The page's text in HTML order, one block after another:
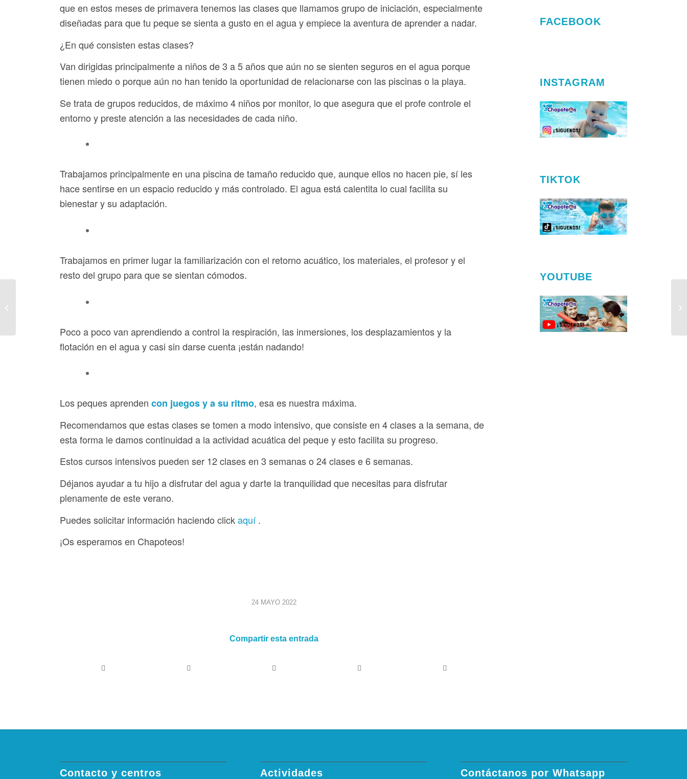
que en estos meses de primavera tenemos las clases que llamamos grupo de iniciación, especialmente
diseñadas para que tu peque se sienta a gusto en el agua y empiece la aventura de aprender a nadar.
¿En quéconsisten estas clases?
Van dirigidas principalmente a niños de 3 a 5 años que aún no se sienten seguros en el agua porque
tienen miedo o porque aún no han tenido la oportunidad de relacionarse con las piscinas o la playa.
Se trata de grupos reducidos, de máximo 4 niños por monitor, lo que asegura que el profe controle el
entorno y preste atención a las necesidades de cada niño.
Trabajamos principalmente en una piscina de tamaño reducido que, aunque ellos no hacen pie, sí les
hace sentirse en un espacio reducido y más controlado. El agua está calentita lo cual facilita su
bienestar y su adaptación.
Trabajamos en primer lugar la familiarización con el retorno acuático, los materiales, el profesor y el
resto del grupo para que se sientan cómodos.
Poco a poco van aprendiendo a control la respiración, las inmersiones, los desplazamientos y la
flotación en el agua y casi sin darse cuenta ¡están nadando!
Los peques aprendencon juegos y a su ritmo, esa es nuestra máxima.
Recomendamos que estas clases se tomen a modo intensivo, que consiste en 4 clases a la semana, de
esta forma le damos continuidad a la actividad acuática del peque y esto facilita su progreso.
Estos cursos intensivos pueden ser 12 clases en 3 semanas o 24 clases e 6 semanas.
Déjanos ayudar a tu hijo a disfrutar del agua y darte la tranquilidad que necesitas para disfrutar
plenamente de este verano.
Puedes solicitar información haciendo clickaquí.
¡Os esperamos en Chapoteos!
24 MAYO 2022
Compartir esta entrada
FACEBOOK
INSTAGRAM
TIKTOK
YOUTUBE
Contacto y centros Actividades Contáctanos por Whatsapp